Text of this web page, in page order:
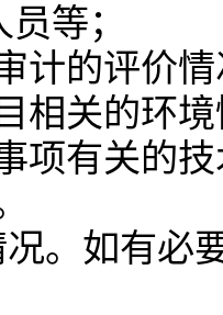
等；
计的评价
相关的环
项有关的
况。如有